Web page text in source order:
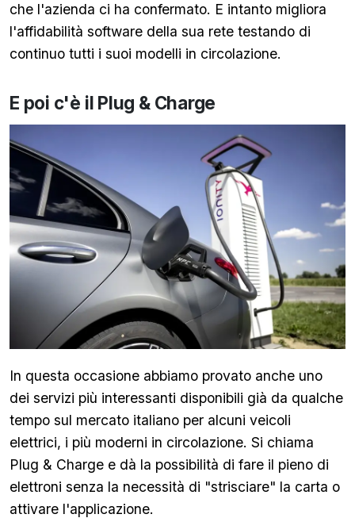
che l'azienda ci ha confermato. E intanto migliora
l'affidabilità software della sua rete testando di
continuo tutti i suoi modelli in circolazione.
E poi c'è il Plug & Charge
In questa occasione abbiamo provato anche uno
dei servizi più interessanti disponibili già da qualche
tempo sul mercato italiano per alcuni veicoli
elettrici, i più moderni in circolazione. Si chiama
Plug & Charge e dà la possibilità di fare il pieno di
elettroni senza la necessità di "strisciare" la carta o
attivare l'applicazione.